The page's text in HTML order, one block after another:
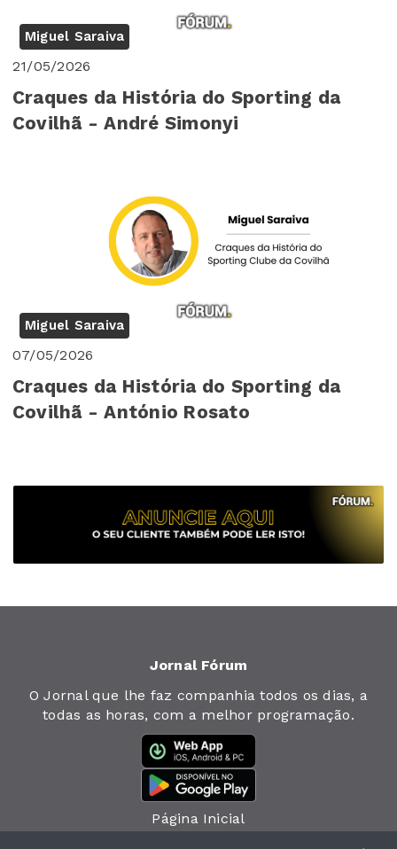
Miguel Saraiva
21/05/2026
Craques da História do Sporting da
Covilhã - André Simonyi
Miguel Saraiva
07/05/2026
Craques da História do Sporting da
Covilhã - António Rosato
Jornal Fórum
O Jornal que lhe faz companhia todos os dias, a
todas as horas, com a melhor programação.
Página Inicial